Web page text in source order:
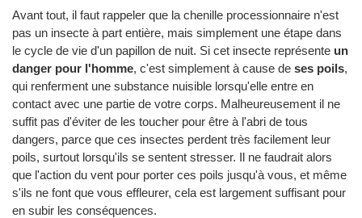
Avant tout, il faut rappeler que la chenille processionnaire n'est
pas un insecte à part entière, mais simplement une étape dans
le cycle de vie d'un papillon de nuit. Si cet insecte représente un
danger pour l'homme, c'est simplement à cause de ses poils,
qui renferment une substance nuisible lorsqu'elle entre en
contact avec une partie de votre corps. Malheureusement il ne
suffit pas d'éviter de les toucher pour être à l'abri de tous
dangers, parce que ces insectes perdent très facilement leur
poils, surtout lorsqu'ils se sentent stresser. Il ne faudrait alors
que l'action du vent pour porter ces poils jusqu'à vous, et même
s'ils ne font que vous effleurer, cela est largement suffisant pour
en subir les conséquences.